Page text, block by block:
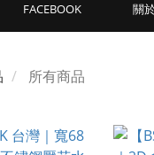
FACEBOOK 關
所有商品